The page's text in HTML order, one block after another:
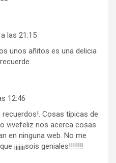
las 21:15
unos añitos es una delicia
12:46
recuerdos!. Cosas típicas de
vivefeliz nos acerca cosas
en ninguna web. No me
¡¡¡¡¡¡¡sois geniales!!!!!!!